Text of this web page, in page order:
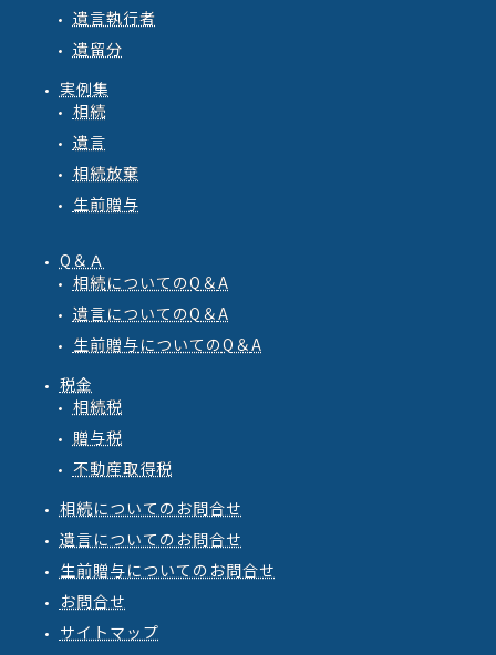
遺言執行者
遺留分
実例集
相続
遺言
相続放棄
生前贈与
Q＆Ａ
相続についてのQ ＆A
遺言についてのQ ＆A
生前贈与についてのQ ＆A
税金
相続税
贈与税
不動産取得税
相続についてのお問合せ
遺言についてのお問合せ
生前贈与についてのお問合せ
お問合せ
サイトマップ